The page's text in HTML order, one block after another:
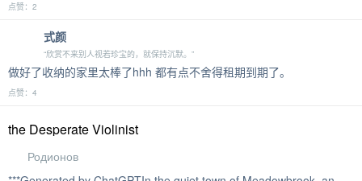
点赞：2
式颜
“欣赏不来别人视若珍宝的，就保持沉默。”
做好了收纳的家里太棒了hhh 都有点不舍得租期到期了。
点赞：4
the Desperate Violinist
Родионов